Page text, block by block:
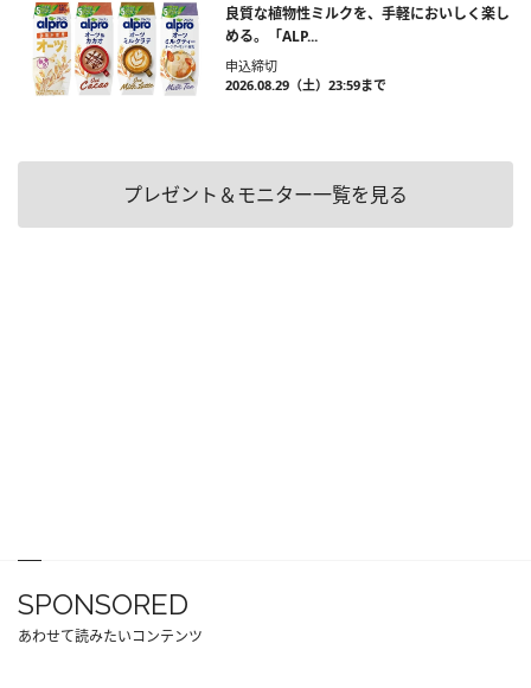
良質な植物性ミルクを、手軽においしく楽し
める。「ALP...
申込締切
2026.08.29（土）23:59まで
プレゼント＆モニター一覧を見る
SPONSORED
あわせて読みたいコンテンツ